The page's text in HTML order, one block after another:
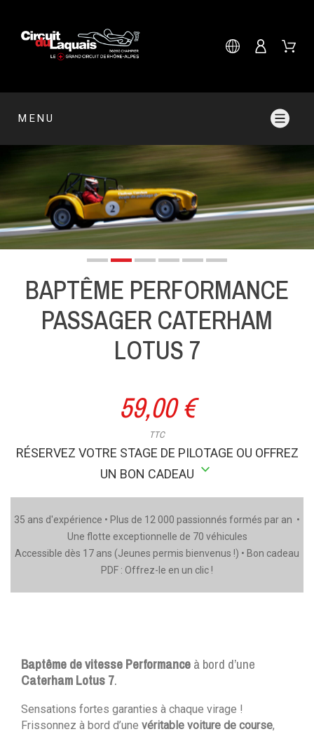
MENU
BAPTÊME PERFORMANCE
PASSAGER CATERHAM
LOTUS 7
59,00 €
TTC
RÉSERVEZ VOTRE STAGE DE PILOTAGE OU OFFREZ
UN BON CADEAU stat_minus_1
35 ans d'expérience • Plus de 12 000 passionnés formés par an •
Une flotte exceptionnelle de 70 véhicules
Accessible dès 17 ans (Jeunes permis bienvenus !) • Bon cadeau
PDF : Offrez-le en un clic !
Baptême de vitesse Performance à bord d’une
Caterham Lotus 7.
Sensations fortes garanties à chaque virage !
Frissonnez à bord d’une véritable voiture de course,